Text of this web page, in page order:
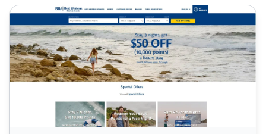
Programma di affiliazione Best Western